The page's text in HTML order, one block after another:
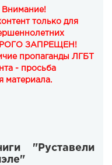
Внимание!
только для
ЗАПРЕЩЕН!
пропаганды ЛГБТ
- просьба
материала.
"Руставели